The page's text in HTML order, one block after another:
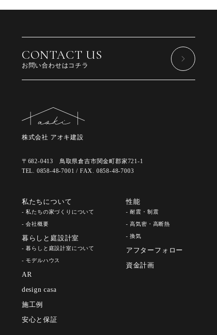
CONTACT US
お問い合わせはコチラ
株式会社 アオキ建設
〒682-0413 鳥取県倉吉市関金町郡家721-1
TEL. 0858-48-7001 / FAX. 0858-48-7003
私たちについて
- 私たちの家づくりについて
- 会社概要
暮らしと庭設計室
- 暮らしと庭設計室について
- モデルハウス
AR
design casa
施工例
安心と保証
性能
- 耐震・制震
- 高気密・高断熱
- 換気
アフターフォロー
資金計画